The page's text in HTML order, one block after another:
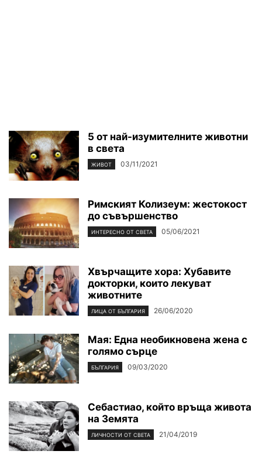
5 от най-изумителните животни
в света
ЖИВОТ 03/11/2021
Римският Колизеум: жестокост
до съвършенство
ИНТЕРЕСНО ОТ СВЕТА 05/06/2021
Хвърчащите хора: Хубавите
докторки, които лекуват
животните
ЛИЦА ОТ БЪЛГАРИЯ 26/06/2020
Мая: Една необикновена жена с
голямо сърце
БЪЛГАРИЯ 09/03/2020
Себастиао, който връща живота
на Земята
ЛИЧНОСТИ ОТ СВЕТА 21/04/2019